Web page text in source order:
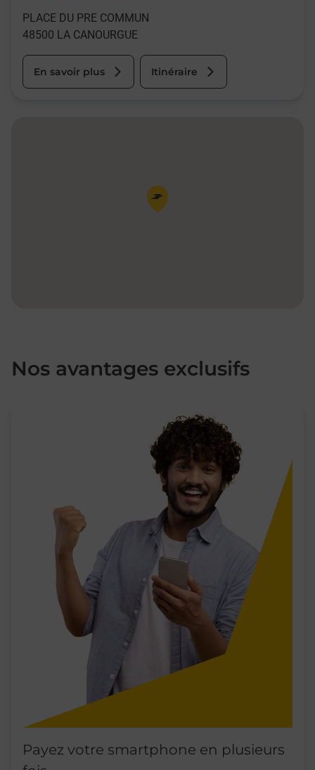
PLACE DU PRE COMMUN
48500 LA CANOURGUE
En savoir plus Itinéraire
Pin de la carte
Nos avantages exclusifs
Payez votre smartphone en plusieurs